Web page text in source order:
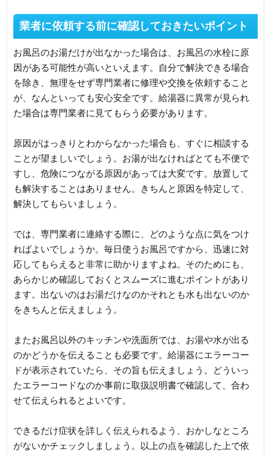
業者に依頼する前に確認しておきたいポイント
お風呂のお湯だけが出なかった場合は、お風呂の水栓に原
因がある可能性が高いといえます。自分で解決できる場合
を除き、無理をせず専門業者に修理や交換を依頼すること
が、なんといっても安心安全です。給湯器に異常が見られ
た場合は専門業者に見てもらう必要があります。
原因がはっきりとわからなかった場合も、すぐに相談する
ことが望ましいでしょう。お湯が出なければとても不便で
すし、危険につながる原因があっては大変です。放置して
も解決することはありません。きちんと原因を特定して、
解決してもらいましょう。
では、専門業者に連絡する際に、どのような点に気をつけ
ればよいでしょうか。毎日使うお風呂ですから、迅速に対
応してもらえると非常に助かりますよね。そのためにも、
あらかじめ確認しておくとスムーズに進むポイントがあり
ます。出ないのはお湯だけなのかそれとも水も出ないのか
をきちんと伝えましょう。
またお風呂以外のキッチンや洗面所では、お湯や水が出る
のかどうかを伝えることも必要です。給湯器にエラーコー
ドが表示されていたら、その旨も伝えましょう。どういっ
たエラーコードなのか事前に取扱説明書で確認して、合わ
せて伝えられるとよいです。
できるだけ症状を詳しく伝えられるよう、おかしなところ
がないかチェックしましょう。以上の点を確認した上で依